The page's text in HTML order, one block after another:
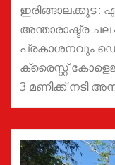
ഇരിങ്ങാലക്കുട :
അന്താരാഷ്ട്ര
പ്രകാശനവും
ക്രൈസ്റ്റ്
3 മണിക്ക് നടി